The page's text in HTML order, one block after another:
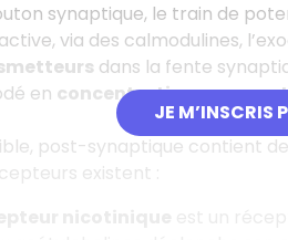
JE M’INSCRIS
synaptique, le train de
via des calmodulines,
dans la fente
en concentration en
post-synaptique contient
existent :